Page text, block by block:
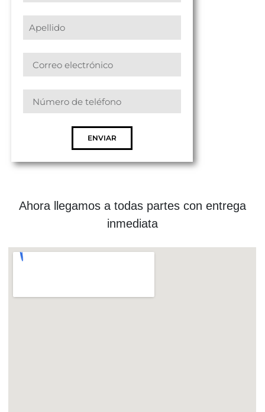
ENVIAR
Ahora llegamos a todas partes con entrega
inmediata